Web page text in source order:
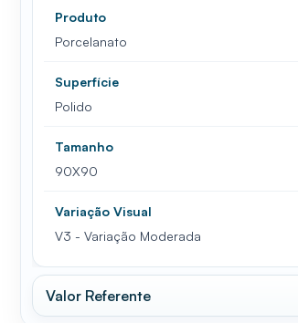
Produto
Porcelanato
Superfície
Polido
Tamanho
90X90
Variação Visual
V3 - Variação Moderada
Valor Referente